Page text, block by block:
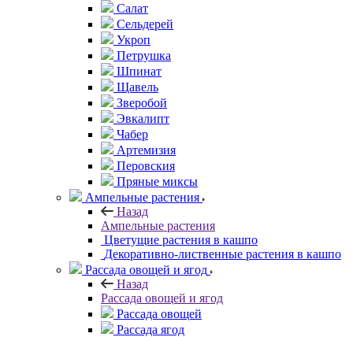
Салат
Сельдерей
Укроп
Петрушка
Шпинат
Щавель
Зверобой
Эвкалипт
Чабер
Артемизия
Перовския
Пряные миксы
Ампельные растения
Назад
Ампельные растения
Цветущие растения в кашпо
Декоративно-лиственные растения в кашпо
Рассада овощей и ягод
Назад
Рассада овощей и ягод
Рассада овощей
Рассада ягод